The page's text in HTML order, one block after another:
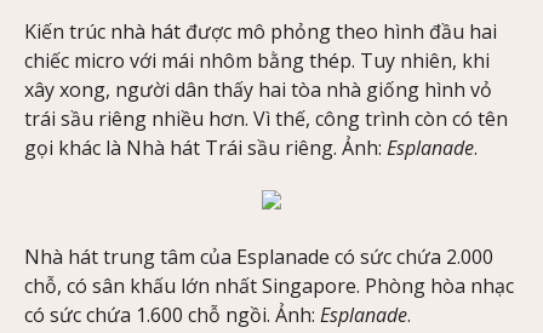
Kiến trúc nhà hát được mô phỏng theo hình đầu hai
chiếc micro với mái nhôm bằng thép. Tuy nhiên, khi
xây xong, người dân thấy hai tòa nhà giống hình vỏ
trái sầu riêng nhiều hơn. Vì thế, công trình còn có tên
gọi khác là Nhà hát Trái sầu riêng. Ảnh: Esplanade.
Nhà hát trung tâm của Esplanade có sức chứa 2.000
chỗ, có sân khấu lớn nhất Singapore. Phòng hòa nhạc
có sức chứa 1.600 chỗ ngồi. Ảnh: Esplanade.